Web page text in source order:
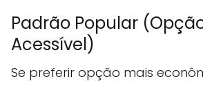
Padrão Popular
Acessível)
Se preferir opção mais